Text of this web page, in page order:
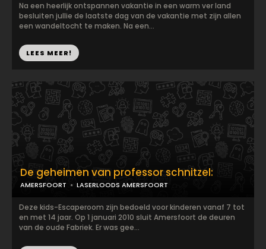
Na een heerlijk ontspannen vakantie in een warm ver land
besluiten jullie de laatste dag van de vakantie met zijn allen
een wandeltocht te maken. Na een...
LEES MEER!
De geheimen van professor schnitzel:
AMERSFOORT LASERLOODS AMERSFOORT
Deze kids-Escaperoom zijn bedoeld voor kinderen vanaf 7 tot
en met 14 jaar. Op 1 januari 2010 sluit Amersfoort de deuren
van de oude Fabriek. Er was gee...